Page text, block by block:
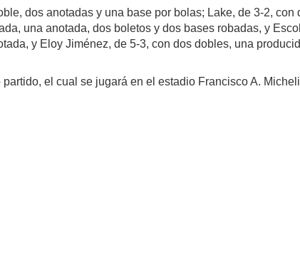
dos anotadas y una base por bolas; Lake, de 3-2,
una anotada, dos boletos y dos bases robadas, y
y Eloy Jiménez, de 5-3, con dos dobles, una
el cual se jugará en el estadio Francisco A.